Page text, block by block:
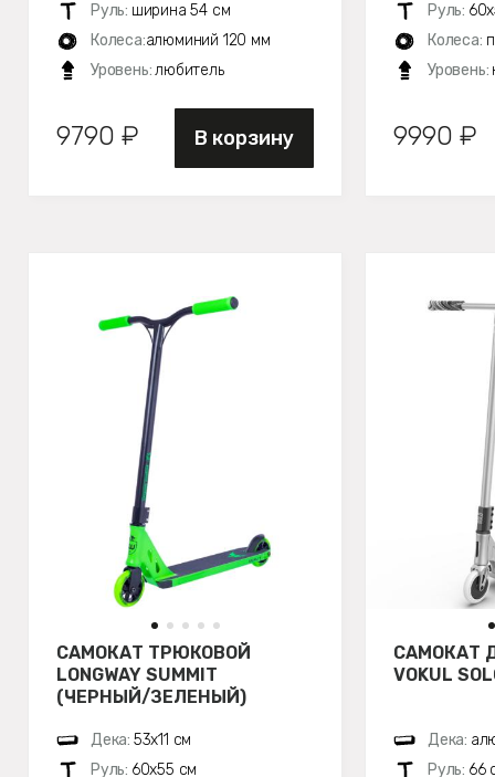
Руль: ширина 54 см
Колеса:алюминий 120 мм
Уровень:любитель
9790 ₽ В корзину
Руль:
Колеса:
Уровень:
9990 ₽
САМОКАТ ТРЮКОВОЙ
LONGWAY SUMMIT
(ЧЕРНЫЙ/ЗЕЛЕНЫЙ)
Дека: 53х11 см
Руль: 60х55 см
САМОКАТ
VOKUL
Дека:
Руль: 66